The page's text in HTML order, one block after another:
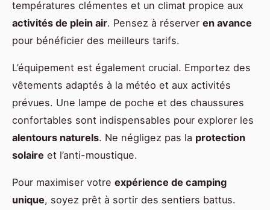
températures clémentes et un climat propice aux
activités de plein air. Pensez à réserver en avance
pour bénéficier des meilleurs tarifs.
L’équipement est également crucial. Emportez des
vêtements adaptés à la météo et aux activités
prévues. Une lampe de poche et des chaussures
confortables sont indispensables pour explorer les
alentours naturels. Ne négligez pas la protection
solaire et l’anti-moustique.
Pour maximiser votre expérience de camping
unique, soyez prêt à sortir des sentiers battus.